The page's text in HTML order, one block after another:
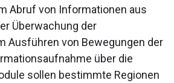
Abruf von Informationen aus
Überwachung der
Ausführen von Bewegungen der
über die
sollen bestimmte Regionen